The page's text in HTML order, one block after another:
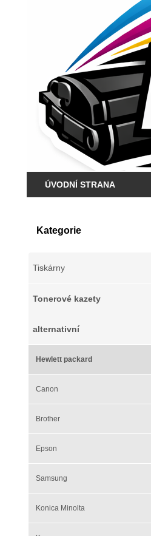
ÚVODNÍ STRANA
Kategorie
Tiskárny
Tonerové kazety
alternativní
Hewlett packard
Canon
Brother
Epson
Samsung
Konica Minolta